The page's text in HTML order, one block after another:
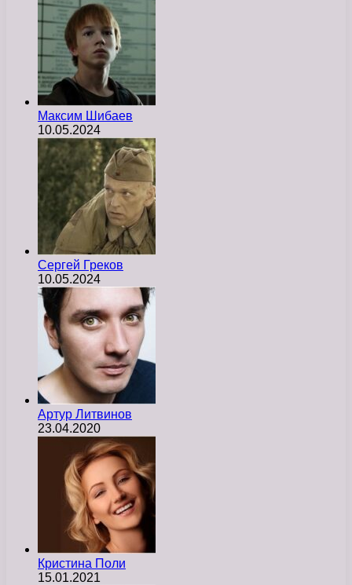
Максим Шибаев
10.05.2024
Сергей Греков
10.05.2024
Артур Литвинов
23.04.2020
Кристина Поли
15.01.2021